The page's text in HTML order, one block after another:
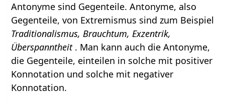
Antonyme sind Gegenteile. Antonyme, also
Gegenteile, von Extremismus sind zum Beispiel
Traditionalismus, Brauchtum, Exzentrik,
Überspanntheit . Man kann auch die Antonyme,
die Gegenteile, einteilen in solche mit positiver
Konnotation und solche mit negativer
Konnotation.